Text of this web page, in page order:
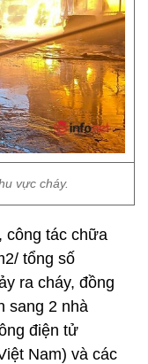
vực cháy.
công tác chữa
tổng số
ra cháy, đồng
sang 2 nhà
điện tử
Nam) và các